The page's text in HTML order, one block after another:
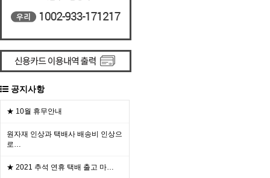
공지사항
★ 10월 휴무안내
원자재 인상과 택배사 배송비 인상으
로…
★ 2021 추석 연휴 택배 출고 마…